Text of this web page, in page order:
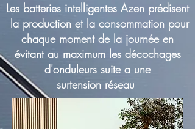
Les batteries intelligentes Azen prédisent
la production et la consommation pour
chaque moment de la journée en
évitant au maximum les décochages
d'onduleurs suite a une
surtension réseau